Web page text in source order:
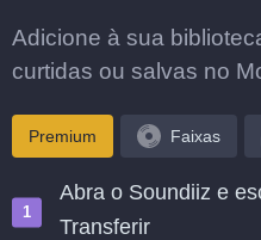
Adicione à sua
curtidas ou salvas no
Premium Faixas
Abra o Soundiiz e
Transferir